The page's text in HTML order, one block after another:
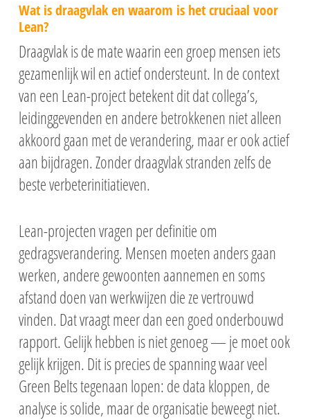
Wat is draagvlak en waarom is het cruciaal voor
Lean?
Draagvlak is de mate waarin een groep mensen iets
gezamenlijk wil en actief ondersteunt. In de context
van een Lean-project betekent dit dat collega’s,
leidinggevenden en andere betrokkenen niet alleen
akkoord gaan met de verandering, maar er ook actief
aan bijdragen. Zonder draagvlak stranden zelfs de
beste verbeterinitiatieven.
Lean-projecten vragen per definitie om
gedragsverandering. Mensen moeten anders gaan
werken, andere gewoonten aannemen en soms
afstand doen van werkwijzen die ze vertrouwd
vinden. Dat vraagt meer dan een goed onderbouwd
rapport. Gelijk hebben is niet genoeg — je moet ook
gelijk krijgen. Dit is precies de spanning waar veel
Green Belts tegenaan lopen: de data kloppen, de
analyse is solide, maar de organisatie beweegt niet.